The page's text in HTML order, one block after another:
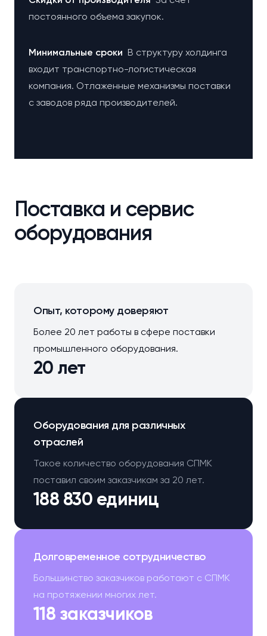
постоянного объема закупок.
Минимальные сроки В структуру холдинга
входит транспортно-логистическая
компания. Отлаженные механизмы поставки
с заводов ряда производителей.
Поставка и сервис
оборудования
20 лет
Опыт, которому доверяют
Более 20 лет работы в сфере поставки
промышленного оборудования.
188 830 единиц
Оборудования для различных
отраслей
Такое количество оборудования СПМК
поставил своим заказчикам за 20 лет.
118 заказчиков
Долговременное сотрудничество
Большинство заказчиков работают с СПМК
на протяжении многих лет.